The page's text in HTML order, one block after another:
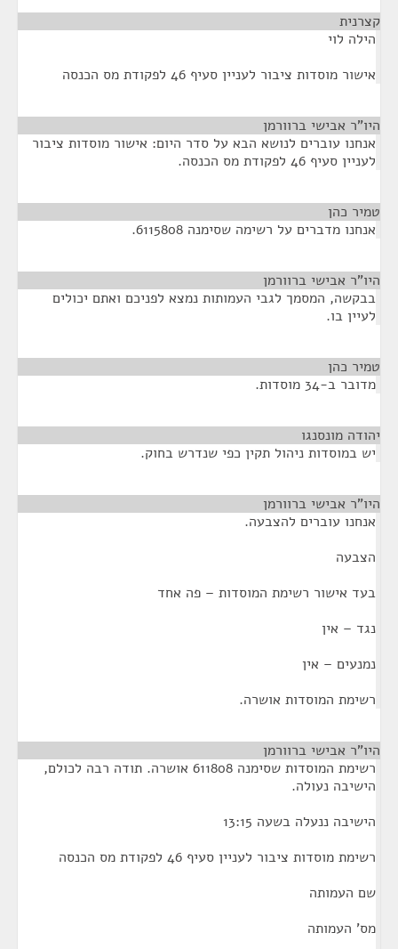
קצרנית
הילה לוי
אישור מוסדות ציבור לעניין סעיף 46 לפקודת מס הכנסה
היו"ר אבישי ברוורמן
אנחנו עוברים לנושא הבא על סדר היום: אישור מוסדות ציבור
לעניין סעיף 46 לפקודת מס הכנסה.
טמיר כהן
אנחנו מדברים על רשימה שסימנה 6115808.
היו"ר אבישי ברוורמן
בבקשה, המסמך לגבי העמותות נמצא לפניכם ואתם יכולים
לעיין בו.
טמיר כהן
מדובר ב-34 מוסדות.
יהודה מונסנגו
יש במוסדות ניהול תקין כפי שנדרש בחוק.
היו"ר אבישי ברוורמן
אנחנו עוברים להצבעה.
הצבעה
בעד אישור רשימת המוסדות – פה אחד
נגד – אין
נמנעים – אין
רשימת המוסדות אושרה.
היו"ר אבישי ברוורמן
רשימת המוסדות שסימנה 611808 אושרה. תודה רבה לכולם,
הישיבה נעולה.
הישיבה ננעלה בשעה 13:15
רשימת מוסדות ציבור לעניין סעיף 46 לפקודת מס הכנסה
שם העמותה
מס' העמותה